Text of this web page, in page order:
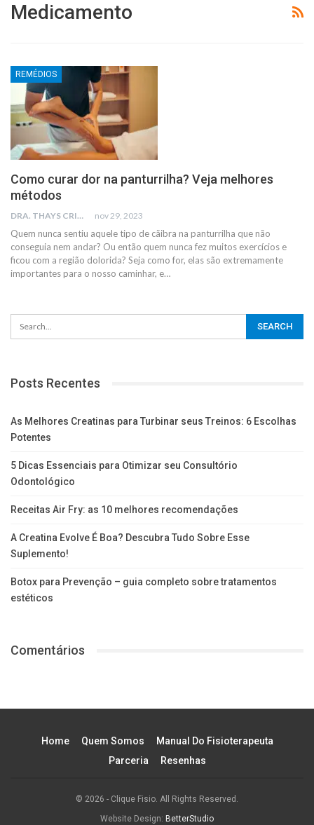
Medicamento
REMÉDIOS
Como curar dor na panturrilha? Veja melhores
métodos
DRA. THAYS CRISTINA RODRIGUES nov 29, 2023
Quem nunca sentiu aquele tipo de cãibra na panturrilha que não
conseguia nem andar? Ou então quem nunca fez muitos exercícios e
ficou com a região dolorida? Seja como for, elas são extremamente
importantes para o nosso caminhar, e…
Posts Recentes
As Melhores Creatinas para Turbinar seus Treinos: 6 Escolhas
Potentes
5 Dicas Essenciais para Otimizar seu Consultório
Odontológico
Receitas Air Fry: as 10 melhores recomendações
A Creatina Evolve É Boa? Descubra Tudo Sobre Esse
Suplemento!
Botox para Prevenção – guia completo sobre tratamentos
estéticos
Comentários
Home Quem Somos
Manual Do Fisioterapeuta
Parceria
Resenhas
© 2026 - Clique Fisio. All Rights Reserved.
Website Design: BetterStudio